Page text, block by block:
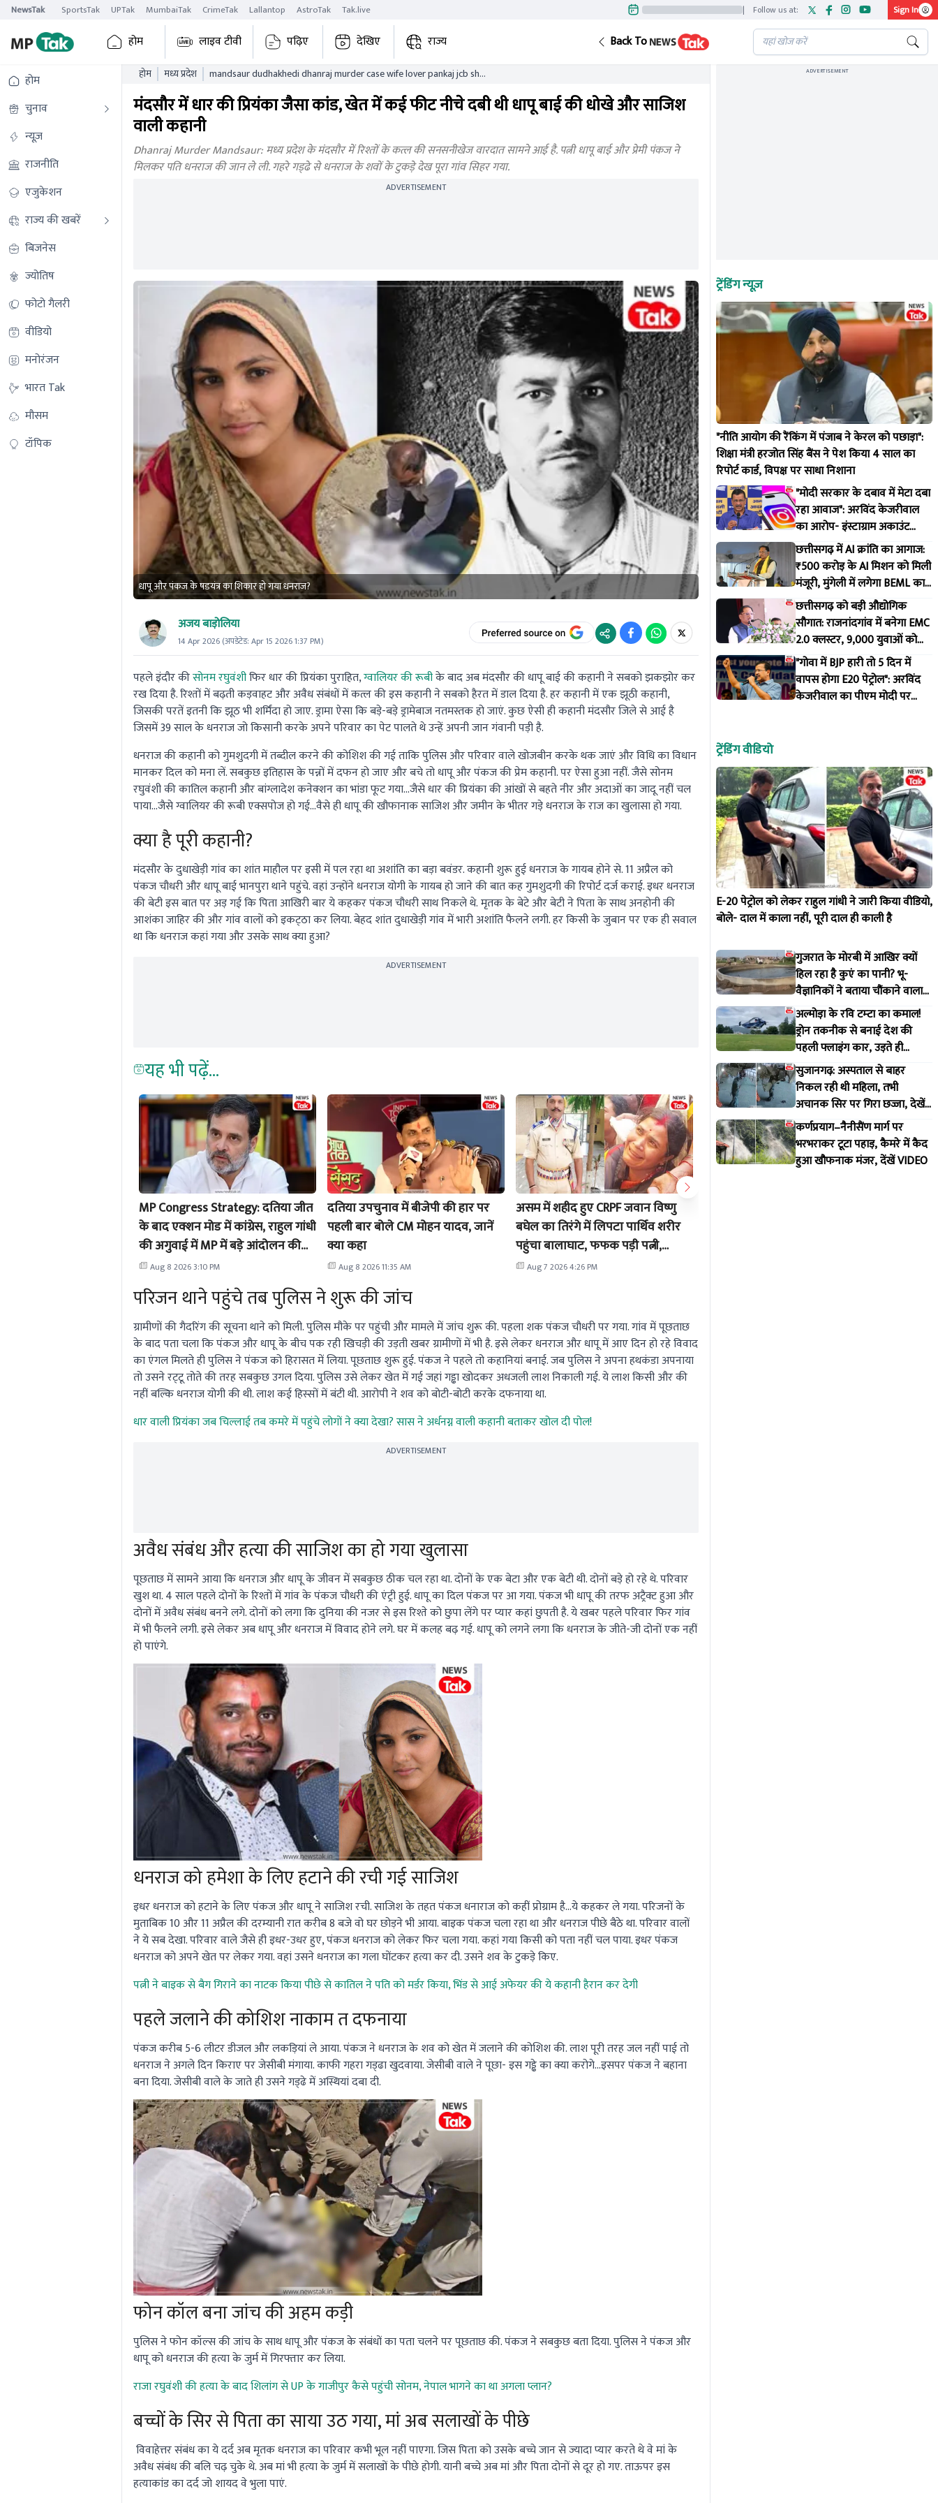
NewsTak SportsTak UPTak MumbaiTak CrimeTak Lallantop AstroTak Tak.live | Follow us at: Sign In
होम लाइव टीवी पढ़िए देखिए राज्य Back To
होम
चुनाव
न्यूज़
राजनीति
एजुकेशन
राज्य की खबरें
बिजनेस
ज्योतिष
फोटो गैलरी
वीडियो
मनोरंजन
भारत Tak
मौसम
टॉपिक
होम मध्य प्रदेश
mandsaur dudhakhedi dhanraj murder case wife lover pankaj jcb shav
मंदसौर में धार की प्रियंका जैसा कांड, खेत में कई फीट नीचे दबी थी धापू बाई की धोखे और साजिश
वाली कहानी
Dhanraj Murder Mandsaur: मध्य प्रदेश के मंदसौर में रिश्तों के कत्ल की सनसनीखेज वारदात सामने आई है. पत्नी धापू बाई और प्रेमी पंकज ने
मिलकर पति धनराज की जान ले ली. गहरे गड्‌ढे से धनराज के शवों के टुकड़े देख पूरा गांव सिहर गया.
ADVERTISEMENT
धापू और पंकज के षडयंत्र का शिकार हो गया धनराज?
अजय बाड़ोलिया
14 Apr 2026(अपडेटेड: Apr 15 2026 1:37 PM)
पहले इंदौर कीसोनम रघुवंशीफिर धार की प्रियंका पुराहित,ग्वालियर की रूबीके बाद अब मंदसौर की धापू बाई की कहानी ने सबको झकझोर कर
रख दिया है. रिश्तों में बढ़ती कड़वाहट और अवैध संबंधों में कत्ल की इस कहानी ने सबको हैरत में डाल दिया है. हर कहानी में एक झूठी कहानी,
जिसकी परतें इतनी कि झूठ भी शर्मिंदा हो जाए. ड्रामा ऐसा कि बड़े-बड़े ड्रामेबाज नतमस्तक हो जाएं. कुछ ऐसी ही कहानी मंदसौर जिले से आई है
जिसमें 39 साल के धनराज जो किसानी करके अपने परिवार का पेट पालते थे उन्हें अपनी जान गंवानी पड़ी है.
धनराज की कहानी को गुमशुदगी में तब्दील करने की कोशिश की गई ताकि पुलिस और परिवार वाले खोजबीन करके थक जाएं और विधि का विधान
मानकर दिल को मना लें. सबकुछ इतिहास के पन्नों में दफन हो जाए और बचे तो धापू और पंकज की प्रेम कहानी. पर ऐसा हुआ नहीं. जैसे सोनम
रघुवंशी की कातिल कहानी और बांग्लादेश कनेक्शन का भांडा फूट गया...जैसे धार की प्रियंका की आंखों से बहते नीर और अदाओं का जादू नहीं चल
पाया...जैसे ग्वालियर की रूबी एक्सपोज हो गई...वैसे ही धापू की खौफानाक साजिश और जमीन के भीतर गड़े धनराज के राज का खुलासा हो गया.
क्या है पूरी कहानी?
मंदसौर के दुधाखेड़ी गांव का शांत माहौल पर इसी में पल रहा था अशांति का बड़ा बवंडर. कहानी शुरू हुई धनराज के गायब होने से. 11 अप्रैल को
पंकज चौधरी और धापू बाई भानपुरा थाने पहुंचे. वहां उन्होंने धनराज योगी के गायब हो जाने की बात कह गुमशुदगी की रिपोर्ट दर्ज कराई. इधर धनराज
की बेटी इस बात पर अड़ गई कि पिता आखिरी बार ये कहकर पंकज चौधरी साथ निकले थे. मृतक के बेटे और बेटी ने पिता के साथ अनहोनी की
आशंका जाहिर की और गांव वालों को इकट्‌ठा कर लिया. बेहद शांत दुधाखेड़ी गांव में भारी अशांति फैलने लगी. हर किसी के जुबान पर एक ही सवाल
था कि धनराज कहां गया और उसके साथ क्या हुआ?
ADVERTISEMENT
यह भी पढ़ें...
MP Congress Strategy: दतिया जीत
के बाद एक्शन मोड में कांग्रेस, राहुल गांधी
की अगुवाई में MP में बड़े आंदोलन की
तैयारी
Aug 8 2026 3:10 PM
दतिया उपचुनाव में बीजेपी की हार पर
पहली बार बोले CM मोहन यादव, जानें
क्या कहा
Aug 8 2026 11:35 AM
असम में शहीद हुए CRPF जवान विष्णु
बघेल का तिरंगे में लिपटा पार्थिव शरीर
पहुंचा बालाघाट, फफक पड़ी पत्नी,
परिजनों ने रखीं ये मांगें
Aug 7 2026 4:26 PM
परिजन थाने पहुंचे तब पुलिस ने शुरू की जांच
ग्रामीणों की गैदरिंग की सूचना थाने को मिली. पुलिस मौके पर पहुंची और मामले में जांच शुरू की. पहला शक पंकज चौधरी पर गया. गांव में पूछताछ
के बाद पता चला कि पंकज और धापू के बीच पक रही खिचड़ी की उड़ती खबर ग्रामीणों में भी है. इसे लेकर धनराज और धापू में आए दिन हो रहे विवाद
का एंगल मिलते ही पुलिस ने पंकज को हिरासत में लिया. पूछताछ शुरू हुई. पंकज ने पहले तो कहानियां बनाई. जब पुलिस ने अपना हथकंडा अपनाया
तो उसने रट्‌टू तोते की तरह सबकुछ उगल दिया. पुलिस उसे लेकर खेत में गई जहां गड्ढा खोदकर अधजली लाश निकाली गई. ये लाश किसी और की
नहीं बल्कि धनराज योगी की थी. लाश कई हिस्सों में बंटी थी. आरोपी ने शव को बोटी-बोटी करके दफनाया था.
धार वाली प्रियंका जब चिल्लाई तब कमरे में पहुंचे लोगों ने क्या देखा? सास ने अर्धनग्न वाली कहानी बताकर खोल दी पोल!
ADVERTISEMENT
अवैध संबंध और हत्या की साजिश का हो गया खुलासा
पूछताछ में सामने आया कि धनराज और धापू के जीवन में सबकुछ ठीक चल रहा था. दोनों के एक बेटा और एक बेटी थी. दोनों बड़े हो रहे थे. परिवार
खुश था. 4 साल पहले दोनों के रिश्तों में गांव के पंकज चौधरी की एंट्री हुई. धापू का दिल पंकज पर आ गया. पंकज भी धापू की तरफ अट्रैक्ट हुआ और
दोनों में अवैध संबंध बनने लगे. दोनों को लगा कि दुनिया की नजर से इस रिश्ते को छुपा लेंगे पर प्यार कहां छुपती है. ये खबर पहले परिवार फिर गांव
में भी फैलने लगी. इसे लेकर अब धापू और धनराज में विवाद होने लगे. घर में कलह बढ़ गई. धापू को लगने लगा कि धनराज के जीते-जी दोनों एक नहीं
हो पाएंगे.
धनराज को हमेशा के लिए हटाने की रची गई साजिश
इधर धनराज को हटाने के लिए पंकज और धापू ने साजिश रची. साजिश के तहत पंकज धनाराज को कहीं प्रोग्राम है...ये कहकर ले गया. परिजनों के
मुताबिक 10 और 11 अप्रैल की दरम्यानी रात करीब 8 बजे वो घर छोड़ने भी आया. बाइक पंकज चला रहा था और धनराज पीछे बैठे था. परिवार वालों
ने ये सब देखा. परिवार वाले जैसे ही इधर-उधर हुए, पंकज धनराज को लेकर फिर चला गया. कहां गया किसी को पता नहीं चल पाया. इधर पंकज
धनराज को अपने खेत पर लेकर गया. वहां उसने धनराज का गला घोंटकर हत्या कर दी. उसने शव के टुकड़े किए.
पत्नी ने बाइक से बैग गिराने का नाटक किया पीछे से कातिल ने पति को मर्डर किया, भिंड से आई अफेयर की ये कहानी हैरान कर देगी
पहले जलाने की कोशिश नाकाम त दफनाया
पंकज करीब 5-6 लीटर डीजल और लकड़ियां ले आया. पंकज ने धनराज के शव को खेत में जलाने की कोशिश की. लाश पूरी तरह जल नहीं पाई तो
धनराज ने अगले दिन किराए पर जेसीबी मंगाया. काफी गहरा गड्‌ढा खुदवाया. जेसीबी वाले ने पूछा- इस गड्ढे का क्या करोगे...इसपर पंकज ने बहाना
बना दिया. जेसीबी वाले के जाते ही उसने गड्‌ढे में अस्थियां दबा दी.
फोन कॉल बना जांच की अहम कड़ी
पुलिस ने फोन कॉल्स की जांच के साथ धापू और पंकज के संबंधों का पता चलने पर पूछताछ की. पंकज ने सबकुछ बता दिया. पुलिस ने पंकज और
धापू को धनराज की हत्या के जुर्म में गिरफ्तार कर लिया.
राजा रघुवंशी की हत्या के बाद शिलांग से UP के गाजीपुर कैसे पहुंची सोनम, नेपाल भागने का था अगला प्लान?
बच्चों के सिर से पिता का साया उठ गया, मां अब सलाखों के पीछे
विवाहेत्तर संबंध का ये दर्द अब मृतक धनराज का परिवार कभी भूल नहीं पाएगा. जिस पिता को उसके बच्चे जान से ज्यादा प्यार करते थे वे मां के
अवैध संबंध की बलि चढ़ चुके थे. अब मां भी हत्या के जुर्म में सलाखों के पीछे होगी. यानी बच्चे अब मां और पिता दोनों से दूर हो गए. ताऊपर इस
हत्याकांड का दर्द जो शायद वे भुला पाएं.
ADVERTISEMENT
ट्रेंडिंग न्यूज़
"नीति आयोग की रैंकिंग में पंजाब ने केरल को पछाड़ा":
शिक्षा मंत्री हरजोत सिंह बैंस ने पेश किया 4 साल का
रिपोर्ट कार्ड, विपक्ष पर साधा निशाना
"मोदी सरकार के दबाव में मेटा दबा
रहा आवाज": अरविंद केजरीवाल
का आरोप- इंस्टाग्राम अकाउंट
किया सीमित, कारण भी नहीं बता
रही कंपनी
छत्तीसगढ़ में AI क्रांति का आगाज:
₹500 करोड़ के AI मिशन को मिली
मंजूरी, मुंगेली में लगेगा BEML का
बड़ा हैवी मशीनरी प्लांट
छत्तीसगढ़ को बड़ी औद्योगिक
सौगात: राजनांदगांव में बनेगा EMC
2.0 क्लस्टर, 9,000 युवाओं को
मिलेगा रोजगार और ₹3,000 करोड़
का आएगा निवेश
"गोवा में BJP हारी तो 5 दिन में
वापस होगा E20 पेट्रोल": अरविंद
केजरीवाल का पीएम मोदी पर
ट्रेंडिंग वीडियो
E-20 पेट्रोल को लेकर राहुल गांधी ने जारी किया वीडियो,
बोले- दाल में काला नहीं, पूरी दाल ही काली है
गुजरात के मोरबी में आखिर क्यों
हिल रहा है कुएं का पानी? भू-
वैज्ञानिकों ने बताया चौंकाने वाला
सच
अल्मोड़ा के रवि टम्टा का कमाल!
ड्रोन तकनीक से बनाई देश की
पहली फ्लाइंग कार, उड़ते ही
वायरल हुआ वीडियो
सुजानगढ़: अस्पताल से बाहर
निकल रही थी महिला, तभी
अचानक सिर पर गिरा छज्जा, देखें
VIDEO
कर्णप्रयाग–नैनीसैंण मार्ग पर
भरभराकर टूटा पहाड़, कैमरे में कैद
हुआ खौफनाक मंजर, देंखें VIDEO